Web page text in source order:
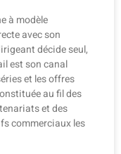
à modèle
avec son
décide seul,
est son canal
et les offres
au fil des
et des
commerciaux les